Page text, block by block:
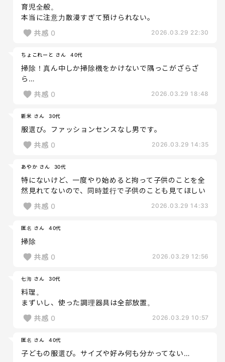
育児全般。
本当に注意力散漫すぎて預けられない。
共感 0 2026.03.29 22:30
ちょこれーと さん 40代
掃除！真ん中しか掃除機をかけないで隅っこがざらざ
ら…
共感 0 2026.03.29 18:48
新米 さん 30代
服選び。ファッションセンスなし男です。
共感 0 2026.03.29 14:35
あやか さん 30代
特にないけど、一度やり始めると拘って子供のことを全
然見れてないので、同時並行で子供のことも見てほしい
共感 0 2026.03.29 14:33
匿名 さん 40代
掃除
共感 0 2026.03.29 12:56
七海 さん 30代
料理。
まずいし、使った調理器具は全部放置。
共感 0 2026.03.29 10:57
匿名 さん 40代
子どもの服選び。サイズや好み何も分かってない…